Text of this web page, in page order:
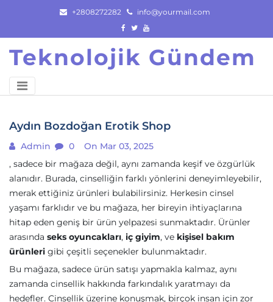
content
+2808272282 info@yourmail.com
Teknolojik Gündem
Aydın Bozdoğan Erotik Shop
Admin 0
On Mar 03, 2025
, sadece bir mağaza değil, aynı zamanda keşif ve özgürlük
alanıdır. Burada, cinselliğin farklı yönlerini deneyimleyebilir,
merak ettiğiniz ürünleri bulabilirsiniz. Herkesin cinsel
yaşamı farklıdır ve bu mağaza, her bireyin ihtiyaçlarına
hitap eden geniş bir ürün yelpazesi sunmaktadır. Ürünler
arasında seks oyuncakları, iç giyim, ve kişisel bakım
ürünleri gibi çeşitli seçenekler bulunmaktadır.
Bu mağaza, sadece ürün satışı yapmakla kalmaz, aynı
zamanda cinsellik hakkında farkındalık yaratmayı da
hedefler. Cinsellik üzerine konuşmak, birçok insan için zor